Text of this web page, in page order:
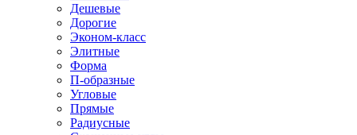
Дешевые
Дорогие
Эконом-класс
Элитные
Форма
П-образные
Угловые
Прямые
Радиусные